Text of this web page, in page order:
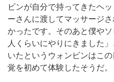
ビンが自分で持ってきたヘ
ーさんに渡してマッサージ
かったです。そのあと僕や
人くらいにやりにきました
いたというウォンビンはこ
覚を初めて体験したそうだ。